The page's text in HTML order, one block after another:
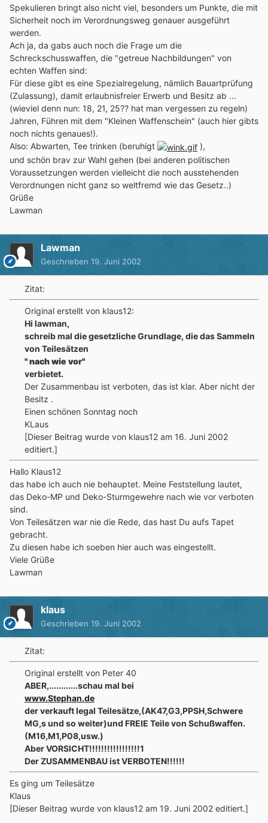
Spekulieren bringt also nicht viel, besonders um Punkte, die mit
Sicherheit noch im Verordnungsweg genauer ausgeführt
werden.
Ach ja, da gabs auch noch die Frage um die
Schreckschusswaffen, die "getreue Nachbildungen" von
echten Waffen sind:
Für diese gibt es eine Spezialregelung, nämlich Bauartprüfung
(Zulassung), damit erlaubnisfreier Erwerb und Besitz ab ...
(wieviel denn nun: 18, 21, 25?? hat man vergessen zu regeln)
Jahren, Führen mit dem "Kleinen Waffenschein" (auch hier gibts
noch nichts genaues!).
Also: Abwarten, Tee trinken (beruhigt
),
und schön brav zur Wahl gehen (bei anderen politischen
Voraussetzungen werden vielleicht die noch ausstehenden
Verordnungen nicht ganz so weltfremd wie das Gesetz..)
Grüße
Lawman
Lawman
Geschrieben 19. Juni 2002
Zitat:
Original erstellt von klaus12:
Hi lawman,
schreib mal die gesetzliche Grundlage, die das Sammeln
von Teilesätzen
" nach wie vor"
verbietet.
Der Zusammenbau ist verboten, das ist klar. Aber nicht der
Besitz .
Einen schönen Sonntag noch
KLaus
[Dieser Beitrag wurde von klaus12 am 16. Juni 2002
editiert.]
Hallo Klaus12
das habe ich auch nie behauptet. Meine Feststellung lautet,
das Deko-MP und Deko-Sturmgewehre nach wie vor verboten
sind.
Von Teilesätzen war nie die Rede, das hast Du aufs Tapet
gebracht.
Zu diesen habe ich soeben hier auch was eingestellt.
Viele Grüße
Lawman
klaus
Geschrieben 19. Juni 2002
Zitat:
Original erstellt von Peter 40
ABER,............schau mal bei
www.Stephan.de
der verkauft legal Teilesätze,(AK47,G3,PPSH,Schwere
MG,s und so weiter)und FREIE Teile von Schußwaffen.
(M16,M1,P08,usw.)
Aber VORSICHT!!!!!!!!!!!!!!!!!1
Der ZUSAMMENBAU ist VERBOTEN!!!!!!
Es ging um Teilesätze
Klaus
[Dieser Beitrag wurde von klaus12 am 19. Juni 2002 editiert.]